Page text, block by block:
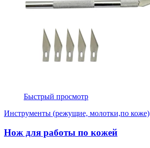
Быстрый просмотр
Инструменты (режущие, молотки,по коже)
Нож для работы по кожей